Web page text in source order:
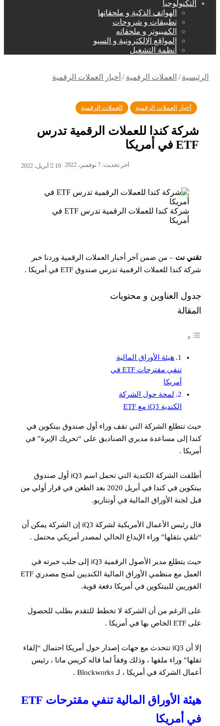
التكنولوجيا
الهواتف الذكية و ملحقاتها
تطبيقات و شروحات
الكمبيوتر و ملحقاته
المواقع الإلكترونية و السيو
أنظمة التشغيل
الرئيسية / العملات الرقمية / أخبار العملات الرقمية
أخبار العملات الرقمية العملات الرقمية
شركة كندا للعملات الرقمية تدرس
ETF في أمريكا
19 أبريل، 2022 آخر تحديث: 7 نوفمبر، 2022
شركة كندا للعملات الرقمية تدرس ETF في
أمريكا
تقني نت – من ضمن آخر أخبار العملات الرقمية وردنا خبر
شركة كندا للعملات الرقمية تدرس صندوق ETF في أمريكا .
جدول العناوين و محتويات
المقالة
هيئة الأوراق المالية
تنفي مقترحات ETF في
أمريكا
لمحة حول الشركة
الكندية iQ3 مع ETF
حيث تتطلع الشركة التي تقف وراء أول صندوق بيتكوين في
كندا إلى مساعدة مديري الصناديق على “تحريك الإبرة” في
أمريكا .
أطلقت الشركة الكندية التي تحمل اسم iQ3 أول صندوق
بيتكوين في كندا في أبريل 2020 بعد الطعن في قرار أولي من
قبل لجنة الأوراق المالية في أونتاريو.
قال رئيس الأعمال الأمريكية لشركة iQ3 إن الشركة يمكن أن
“تلقي بثقلها” وراء الإيداع الحالي لمصدر أمريكي محتمل .
حيث يتطلع مدير الأصول الرقمية iQ3 إلى جلب خبرته في
العمل مع منظمي الأوراق المالية الكنديين لمنح مصدري ETF
الفوريين للبيتكوين في أمريكا دفعة قوية.
على الرغم من أن الشركة لا تخطط للتقدم بطلب للحصول
على ETF الخاص بها في أمريكا .
إلا أن iQ3 تتحدث مع جهات إصدار حول أمريكا احتمال “إلقاء
ثقلها” وراء ملفها ، وذلك وفقاً لما قاله كريس ماتا ، رئيس
أعمال الشركة في أمريكا ، لـ Blockworks .
هيئة الأوراق المالية تنفي مقترحات ETF
في أمريكا